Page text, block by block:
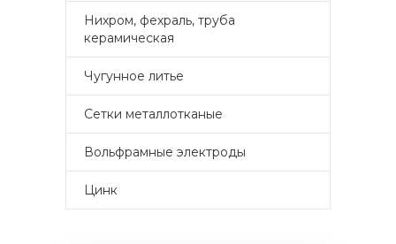
Нихром, фехраль, труба
керамическая
Чугунное литье
Сетки металлотканые
Вольфрамные электроды
Цинк